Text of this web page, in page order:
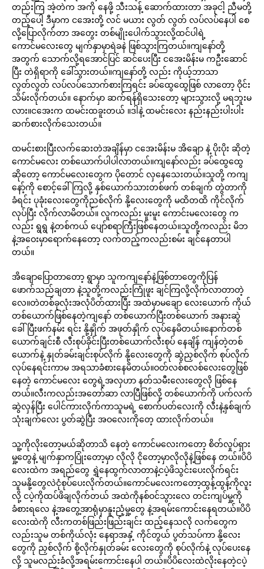
တည်းကြ အဲ့တဲက အကို နေဖို့ သီးသန့် ဆောက်ထားတာ အခုငါ့ ညီမတို့
တည့်ပေါ့ ဒီမှာက ငအေးတို့ လင် မယား လွတ် လွတ် လပ်လပ်နေပါ စေ
လို့ပြောလိုက်တာ အတွေး တစ်မျိုးပေါက်သွားလို့ထင်ပါရဲ့
ကောင်မလေးတွေ မျက်နှာမှာရဲခနဲ ဖြစ်သွားကြတယ်။ကျနော်တို့
အတွက် သောက်လို့ရအောင်ပြင် ဆင်ပေးပြီး ငအေးမိန်းမ ကဦးဆောင်
ပြီး တဲရှိရာကို ခေါ်သွားတယ်။ကျနော်တို့ လည်း ကိုယ့်ဘာသာ
လွတ်လွတ် လပ်လပ်သောက်စားကြရင်း ခပ်ထွေထွေဖြစ် လာတော့ ဝိုင်း
သိမ်းလိုက်တယ်။ နောက်မှာ ဆက်ရန်ရှိသေးတော့ များသွားလို့ မရဘူးမ
လား။ငအေးက ထမင်းထခူးတယ် ။ဒါနဲ့ ထမင်းလေး နည်းနည်းပါးပါး
ဆက်စားလိုက်သေးတယ်။
ထမင်းစားပြီးလက်ဆေးတဲအချိန်မှာ ငအေးမိန်းမ အိချော နဲ့ ပိုးပိုး ဆိုတဲ့
ကောင်မလေး တစ်ယောက်ပါပါလာတယ်။ကျနော်လည်း ခပ်ထွေထွေ
ဆိုတော့ ကောင်မလေးတွေက ပိုတောင် လှနေသေးတယ်။သူတို့ ကကျ
နော့်ကို စောင့်ခေါ်ကြလို့ နှစ်ယောက်သားတစ်ဖက် တစ်ချက် တွဲတာကို
ခံရင်း ပုခုံးလေးတွေကိုညစ်လိုက် နို့လေးတွေကို မထိတထိ ကိုင်လိုက်
လုပ်ပြီး လိုက်လာမိတယ်။ လူကလည်း မူးမူး ကောင်းမလေးတွေ က
လည်း ရွရွ နဲ့တစ်ကယ် ပျော်စရာကြီးဖြစ်နေတယ်။သူတို့ကလည်း မိဘ
နဲ့အဝေးမှာရောက်နေတော့ လက်တည့်ကလည်းစမ်း ချင်နေတာပါ
တယ်။
အိချောပြောတာတော့ ရွာမှာ သူကကျနော်နဲ့ဖြစ်တာတွေကိုပြန်
ဖောက်သည်ချတာ နဲ့သူတို့ကလည်းကြုံဖူး ချင်ကြလို့လိုက်လာတာတဲ့
လေ။တဲတစ်ခုလုံးအလုံပိတ်ထားပြီး အထဲမှာမချော လေးယောက် ကိုယ်
တစ်ယောက်ဖြစ်နေတဲ့ကျနော် တစ်ယောက်ပြီးတစ်ယောက် အနားဆွဲ
ခေါ်ပြီးဖက်နမ်း ရင်း နို့နှိုက် အဖုတ်နှိုက် လုပ်နေမိတယ်။နောက်တစ်
ယောက်ချင်းစီ လီးစုပ်ခိုင်းပြီးတစ်ယောက်လီးစုပ် နေချိန် ကျန်တဲ့တစ်
ယောက်နဲ့ နှုတ်ခမ်းချင်းစုပ်လိုက် နို့လေးတွေကို ဆွဲညှစ်လိုက် စုပ်လိုက်
လုပ်နေရင်းကာမ အရသာခံစားနေမိတယ်။ဝတ်လစ်စလစ်လေးတွေဖြစ်
နေတဲ့ ကောင်မလေး တွေရဲ့အလှဟာ နတ်သမီးလေးတွေလို ဖြစ်နေ
တယ်။လီးကလည်းအတော်ဆာ လာပြီဖြစ်လို့ တစ်ယောက်ကို ပက်လက်
ဆွဲလှန်ပြီး ပေါင်ကားလိုက်ကာသူမရဲ့ စောက်ပတ်လေးကို လီးနဲ့နှစ်ချက်
သုံးချက်လေး ပွတ်ဆွဲပြီး အဝလေးကိုတေ့ ထားလိုက်တယ်။
သူ့ကိုလိုးတော့မယ်ဆိုတာသိ နေတဲ့ ကောင်မလေးကတော့ စိတ်လှုပ်ရှား
မှု့တွေနဲ့ မျက်နှာကပြုံးတော့မှာ လိုလို ငိုတော့မှာလိုလိုနဲ့ဖြစ်နေ တယ်။ပိပိ
လေးထဲက အရည်တွေ ရွှဲနေထွက်လာတာနဲ့ငပဲ့ဖိသွင်းပေးလိုက်ရင်း
သူမနို့တွေလဲငုံစုပ်ပေးလိုက်တယ်။ကောင်မလေးကတော့ထွန့်ထွန့်ကိုလူး
လို့ ငပဲ့ကိုထပ်ဖိချလိုက်တယ် အထဲကိုနစ်ဝင်သွားလေ တင်းကျပ်မှု့ကို
ခံစားရလေ နဲ့အတွေ့အာရုံမှာနူးညံ့မှု့တွေ နဲ့အရမ်းကောင်းနေရတယ်။ပိပိ
လေးထဲကို လီးကတစ်ဖြည်းဖြည်းချင်း ထည့်နေသလို လက်တွေက
လည်းသူမ တစ်ကိုယ်လုံး နေရာအနှံ့ ကိုင်တွယ် ပွတ်သပ်ကာ နို့လေး
တွေကို ညှစ်လိုက် စို့လိုက်နှုတ်ခမ်း လေးတွေကို စုပ်လိုက်နဲ့ လုပ်ပေးနေ
လို့ သူမလည်းခံလို့အရမ်းကောင်းနေပါ တယ်။ပိပိလေးထဲလိုးနေတဲ့ငပဲ့